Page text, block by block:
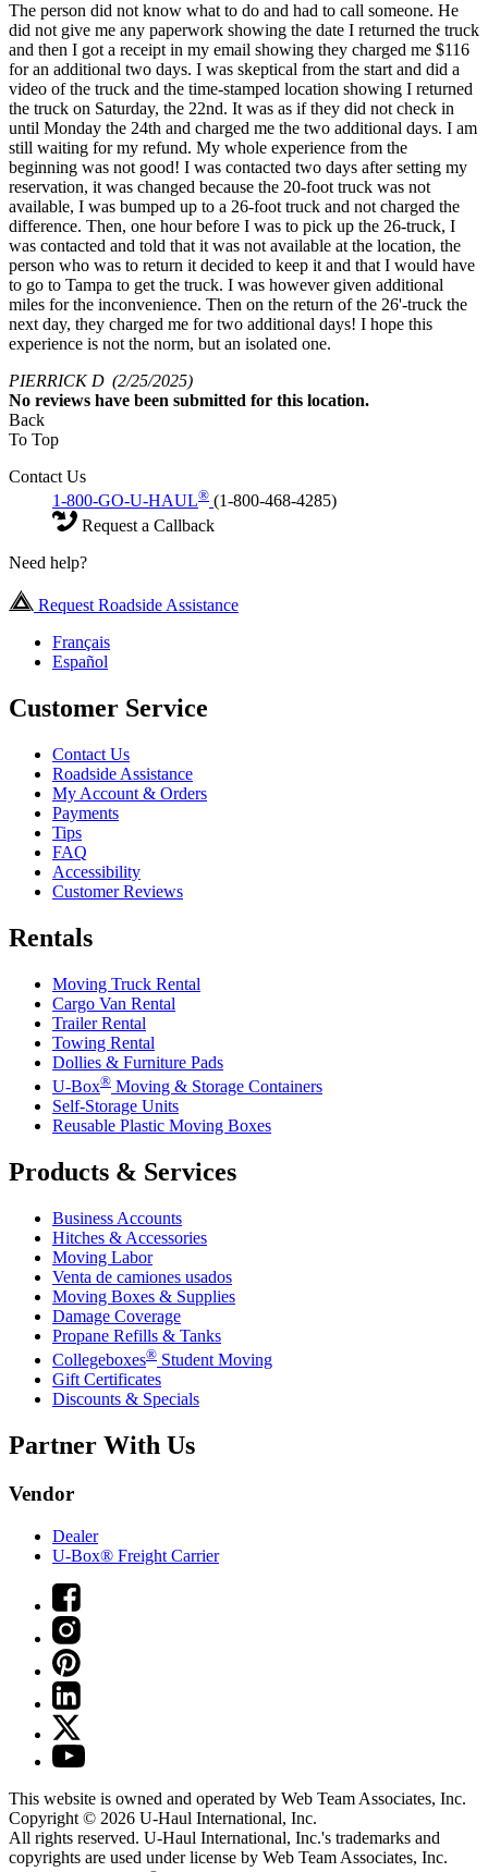
The person did not know what to do and had to call someone. He
did not give me any paperwork showing the date I returned the truck
and then I got a receipt in my email showing they charged me $116
for an additional two days. I was skeptical from the start and did a
video of the truck and the time-stamped location showing I returned
the truck on Saturday, the 22nd. It was as if they did not check in
until Monday the 24th and charged me the two additional days. I am
still waiting for my refund. My whole experience from the
beginning was not good! I was contacted two days after setting my
reservation, it was changed because the 20-foot truck was not
available, I was bumped up to a 26-foot truck and not charged the
difference. Then, one hour before I was to pick up the 26-truck, I
was contacted and told that it was not available at the location, the
person who was to return it decided to keep it and that I would have
to go to Tampa to get the truck. I was however given additional
miles for the inconvenience. Then on the return of the 26'-truck the
next day, they charged me for two additional days! I hope this
experience is not the norm, but an isolated one.
PIERRICK D (2/25/2025)
No reviews have been submitted for this location.
Back
To Top
Contact Us
1-800-GO-U-HAUL® (1-800-468-4285)
Request a Callback
Need help?
Request Roadside Assistance
Français
Español
Customer Service
Contact Us
Roadside Assistance
My Account & Orders
Payments
Tips
FAQ
Accessibility
Customer Reviews
Rentals
Moving Truck Rental
Cargo Van Rental
Trailer Rental
Towing Rental
Dollies & Furniture Pads
U-Box® Moving & Storage Containers
Self-Storage Units
Reusable Plastic Moving Boxes
Products & Services
Business Accounts
Hitches & Accessories
Moving Labor
Venta de camiones usados
Moving Boxes & Supplies
Damage Coverage
Propane Refills & Tanks
Collegeboxes® Student Moving
Gift Certificates
Discounts & Specials
Partner With Us
Vendor
Dealer
U-Box® Freight Carrier
This website is owned and operated by Web Team Associates, Inc.
Copyright © 2026 U-Haul International, Inc.
All rights reserved. U-Haul International, Inc.'s trademarks and
copyrights are used under license by Web Team Associates, Inc.